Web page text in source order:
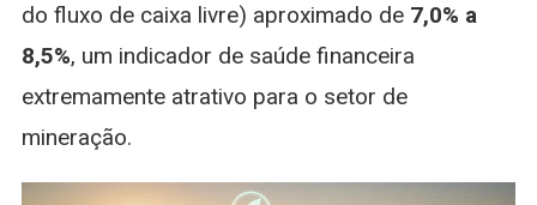
do fluxo de caixa livre) aproximado de 7,0% a
8,5%, um indicador de saúde financeira
extremamente atrativo para o setor de
mineração.